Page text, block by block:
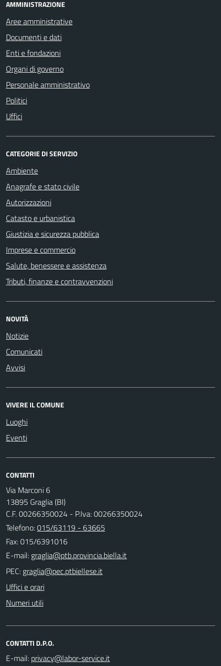
AMMINISTRAZIONE
Aree amministrative
Documenti e dati
Enti e fondazioni
Organi di governo
Personale amministrativo
Politici
Uffici
CATEGORIE DI SERVIZIO
Ambiente
Anagrafe e stato civile
Autorizzazioni
Catasto e urbanistica
Giustizia e sicurezza pubblica
Imprese e commercio
Salute, benessere e assistenza
Tributi, finanze e contravvenzioni
NOVITÀ
Notizie
Comunicati
Avvisi
VIVERE IL COMUNE
Luoghi
Eventi
CONTATTI
Via Marconi 6
13895 Graglia (BI)
C.F. 00266350024 - P.Iva: 00266350024
Telefono:015/63119 - 63665
Fax: 015/6391016
E-mail:
PEC:
Uffici e orari
Numeri utili
CONTATTI D.P.O.
E-mail: